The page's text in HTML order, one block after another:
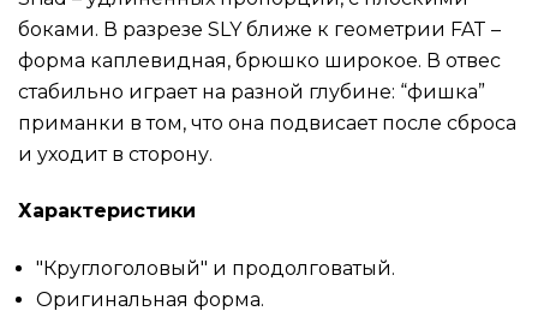
боками. В разрезе SLY ближе к геометрии FAT –
форма каплевидная, брюшко широкое. В отвес
стабильно играет на разной глубине: “фишка”
приманки в том, что она подвисает после сброса
и уходит в сторону.
Характеристики
"Круглоголовый" и продолговатый.
Оригинальная форма.